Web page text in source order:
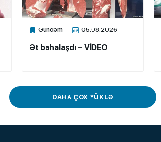
Gündəm 05.08.2026
Xalq.Online
Ət bahalaşdı – VİDEO
DAHA ÇOX YÜKLƏ